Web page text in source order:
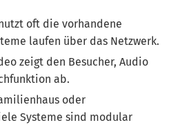
oft die vorhandene
laufen über das Netzwerk.
zeigt den Besucher, Audio
ab.
oder
Systeme sind modular